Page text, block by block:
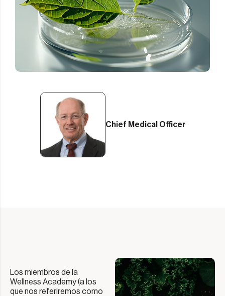
Chief Medical Officer
Los miembros de la
Wellness Academy (a los
que nos referiremos como